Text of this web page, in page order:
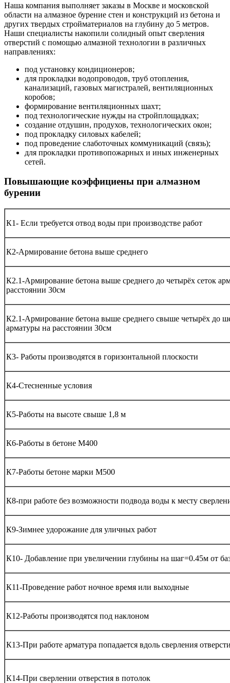
Наша компания выполняет заказы в Москве и московской
области на алмазное бурение стен и конструкций из бетона и
других твердых стройматериалов на глубину до 5 метров.
Наши специалисты накопили солидный опыт сверления
отверстий с помощью алмазной технологии в различных
направлениях:
под установку кондиционеров;
для прокладки водопроводов, труб отопления,
канализаций, газовых магистралей, вентиляционных
коробов;
формирование вентиляционных шахт;
под технологические нужды на стройплощадках;
создание отдушин, продухов, технологических окон;
под прокладку силовых кабелей;
под проведение слаботочных коммуникаций (связь);
для прокладки противопожарных и иных инженерных
сетей.
Повышающие коэффициены при алмазном
бурении
К1- Если требуется отвод воды при производстве работ
К2-Армирование бетона выше среднего
К2.1-Армирование бетона выше среднего до четырёх сеток
расстоянии 30см
К2.1-Армирование бетона выше среднего свыше четырёх до
арматуры на расстоянии 30см
К3- Работы производятся в горизонтальной плоскости
К4-Стесненные условия
К5-Работы на высоте свыше 1,8 м
К6-Работы в бетоне М400
К7-Работы бетоне марки М500
К8-при работе без возможности подвода воды к месту
К9-Зимнее удорожание для уличных работ
К10- Добавление при увеличении глубины на шаг=0.45м от
К11-Проведение работ ночное время или выходные
К12-Работы производятся под наклоном
К13-При работе арматура попадается вдоль сверления
К14-При сверлении отверстия в потолок